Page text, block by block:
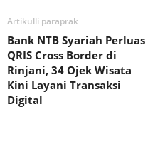
Artikulli paraprak
Bank NTB Syariah Perluas
QRIS Cross Border di
Rinjani, 34 Ojek Wisata
Kini Layani Transaksi
Digital